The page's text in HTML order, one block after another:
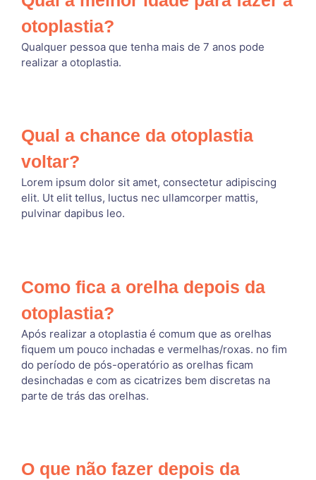
otoplastia?
Qualquer pessoa que tenha mais de 7 anos pode
realizar a otoplastia.
Qual a chance da otoplastia
voltar?
Lorem ipsum dolor sit amet, consectetur adipiscing
elit. Ut elit tellus, luctus nec ullamcorper mattis,
pulvinar dapibus leo.
Como fica a orelha depois da
otoplastia?
Após realizar a otoplastia é comum que as orelhas
fiquem um pouco inchadas e vermelhas/roxas. no fim
do período de pós-operatório as orelhas ficam
desinchadas e com as cicatrizes bem discretas na
parte de trás das orelhas.
O que não fazer depois da